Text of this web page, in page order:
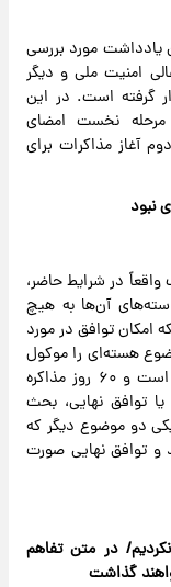
یادداشت مورد بررسی
امنیت ملی و دیگر
گرفته است. در این
نخست امضای
آغاز مذاکرات برای
نبود
در شرایط حاضر،
آن‌ها به هیچ
امکان توافق در مورد
هسته‌ای را موکول
کردیم به مرحله دوم که خب مرحله سخت‌تری است و ۶۰ روز مذاکره
توافق نهایی، بحث
دو موضوع دیگر که
توافق نهایی صورت
در متن تفاهم
گذاشت